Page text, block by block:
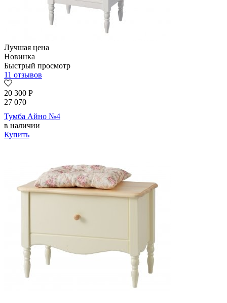
Лучшая цена
Новинка
Быстрый просмотр
11 отзывов
20 300 Р
27 070
Тумба Айно №4
в наличии
Купить